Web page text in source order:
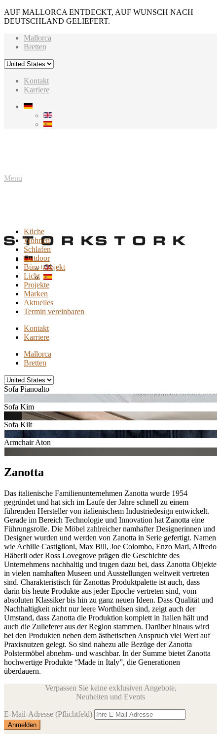
AUF MALLORCA ENTDECKT, AUF WUNSCH NACH
DEUTSCHLAND GELIEFERT.
Mallorca
Bretten
Kontakt
Karriere
Menu
Küche
Wohnen
Schlafen
Outdoor
Büro+Objekt
Licht
Projekte
Marken
Aktuelles
Termin vereinbaren
Kontakt
Karriere
Mallorca
Bretten
Sofa Pianoalto
Sofa Kim
Sofa Kilt
Armchair Aton
Zanotta
Das italienische Familienunternehmen Zanotta wurde 1954
gegründet und hat sich im Laufe der Jahre schnell zu einem
führenden Hersteller von italienischem Industriedesign entwickelt.
Gerade im Bereich Technologie und Innovation hat Zanotta eine
Führungsrolle. Die Möbel zahlreicher namhafter Designerinnen und
Designer wurden und werden von Zanotta in Serie gefertigt. Namen
wie Achille Castiglioni, Max Bill, Joe Colombo, Enzo Mari, Alfredo
Häberli oder Ross Lovegrove prägen die Geschichte des
Unternehmens nachhaltig und trugen dazu bei, dass Zanotta Objekte
in vielen namhaften Museen und Ausstellungen weltweit vertreten
sind. Charakteristisch für Zanottas Produktpalette ist auch, dass
darin bis heute Produkte aus jeder Epoche vertreten sind, vom
absoluten Klassiker bis hin zu ganz neuen Ideen. Dass Qualität und
Nachhaltigkeit nicht nur leere Worthülsen sind, zeigt auch der
Umstand, dass Zanotta die Produktion komplett in Italien hält und
auch die Zulieferer aus der Region stammen. Darüber hinaus wird
bei den Produkten neben dem ästhetischen Anspruch viel Wert auf
Praxisnutzen gelegt. So sind nahezu alle Bezüge der Zanotta
Polstermöbel abnehm- und waschbar. In der Summe bietet Zanotta
hochwertige Produkte “Made in Italy”, die Generationen
überdauern.
Verpassen Sie keine exklusiven Angebote,
Neuheiten und Events
E-Mail-Adresse (Pflichtfeld)